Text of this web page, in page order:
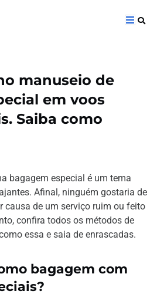
manuseio de
em voos
Saiba como
bagagem especial é um tema
Afinal, ninguém gostaria de
causa de um serviço ruim ou feito
confira todos os métodos de
essa e saia de enrascadas.
bagagem com